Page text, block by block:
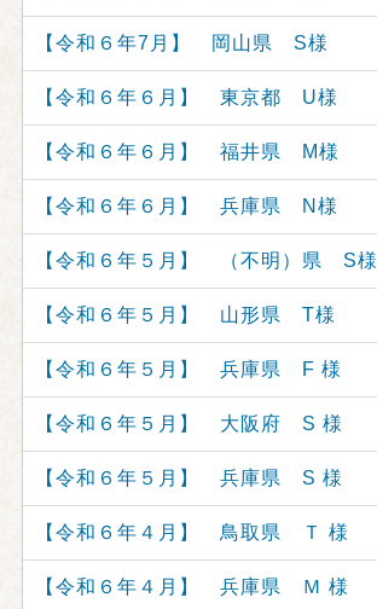
【令和６年7月】 岡山県 S様
【令和６年６月】 東京都 U様
【令和６年６月】 福井県 M様
【令和６年６月】 兵庫県 N様
【令和６年５月】 （不明）県 S様
【令和６年５月】 山形県 T様
【令和６年５月】 兵庫県 F 様
【令和６年５月】 大阪府 S 様
【令和６年５月】 兵庫県 S 様
【令和６年４月】 鳥取県 Ｔ 様
【令和６年４月】 兵庫県 Ｍ 様